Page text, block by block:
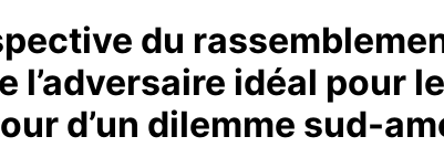
du
l’adversaire idéal pour
d’un dilemme sud-